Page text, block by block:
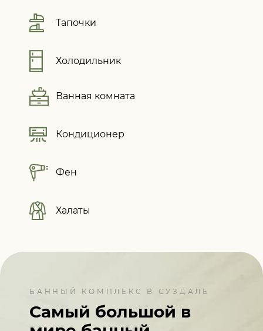
Тапочки
Холодильник
Ванная комната
Кондиционер
Фен
Халаты
БАННЫЙ КОМПЛЕКС В СУЗДАЛЕ
Самый большой в